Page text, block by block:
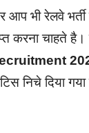
आप भी रेलवे भर्ती
करना चाहते
निचे दिया